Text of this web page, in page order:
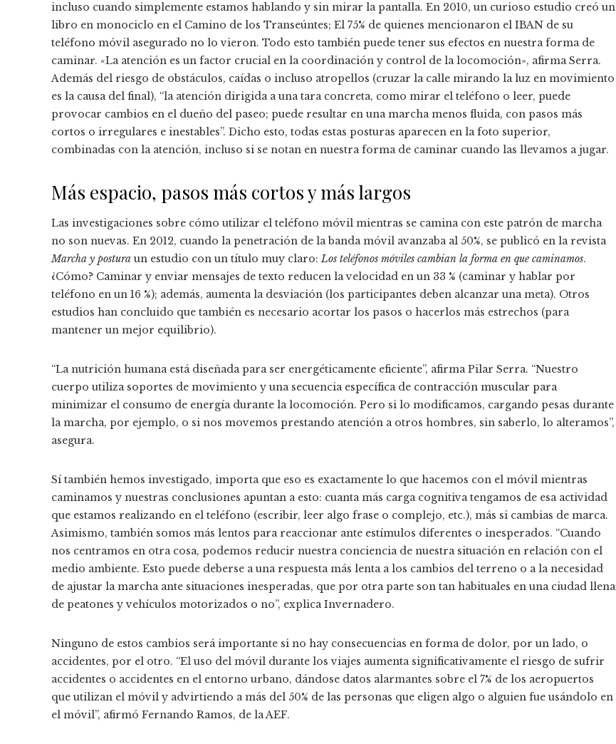
incluso cuando simplemente estamos hablando y sin mirar la pantalla. En 2010, un curioso estudio creó un
libro en monociclo en el Camino de los Transeúntes; El 75% de quienes mencionaron el IBAN de su
teléfono móvil asegurado no lo vieron. Todo esto también puede tener sus efectos en nuestra forma de
caminar. «La atención es un factor crucial en la coordinación y control de la locomoción», afirma Serra.
Además del riesgo de obstáculos, caídas o incluso atropellos (cruzar la calle mirando la luz en movimiento
es la causa del final), “la atención dirigida a una tara concreta, como mirar el teléfono o leer, puede
provocar cambios en el dueño del paseo; puede resultar en una marcha menos fluida, con pasos más
cortos o irregulares e inestables”. Dicho esto, todas estas posturas aparecen en la foto superior,
combinadas con la atención, incluso si se notan en nuestra forma de caminar cuando las llevamos a jugar.
Más espacio, pasos más cortos y más largos
Las investigaciones sobre cómo utilizar el teléfono móvil mientras se camina con este patrón de marcha
no son nuevas. En 2012, cuando la penetración de la banda móvil avanzaba al 50%, se publicó en la revista
Marcha y postura un estudio con un título muy claro:Los teléfonos móviles cambian la forma en que caminamos.
¿Cómo? Caminar y enviar mensajes de texto reducen la velocidad en un 33 % (caminar y hablar por
teléfono en un 16 %); además, aumenta la desviación (los participantes deben alcanzar una meta). Otros
estudios han concluido que también es necesario acortar los pasos o hacerlos más estrechos (para
mantener un mejor equilibrio).
“La nutrición humana está diseñada para ser energéticamente eficiente”, afirma Pilar Serra. “Nuestro
cuerpo utiliza soportes de movimiento y una secuencia específica de contracción muscular para
minimizar el consumo de energía durante la locomoción. Pero si lo modificamos, cargando pesas durante
la marcha, por ejemplo, o si nos movemos prestando atención a otros hombres, sin saberlo, lo alteramos”,
asegura.
Sí también hemos investigado, importa que eso es exactamente lo que hacemos con el móvil mientras
caminamos y nuestras conclusiones apuntan a esto: cuanta más carga cognitiva tengamos de esa actividad
que estamos realizando en el teléfono (escribir, leer algo frase o complejo, etc.), más si cambias de marca.
Asimismo, también somos más lentos para reaccionar ante estímulos diferentes o inesperados. “Cuando
nos centramos en otra cosa, podemos reducir nuestra conciencia de nuestra situación en relación con el
medio ambiente. Esto puede deberse a una respuesta más lenta a los cambios del terreno o a la necesidad
de ajustar la marcha ante situaciones inesperadas, que por otra parte son tan habituales en una ciudad llena
de peatones y vehículos motorizados o no”, explica Invernadero.
Ninguno de estos cambios será importante si no hay consecuencias en forma de dolor, por un lado, o
accidentes, por el otro. “El uso del móvil durante los viajes aumenta significativamente el riesgo de sufrir
accidentes o accidentes en el entorno urbano, dándose datos alarmantes sobre el 7% de los aeropuertos
que utilizan el móvil y advirtiendo a más del 50% de las personas que eligen algo o alguien fue usándolo en
el móvil”, afirmó Fernando Ramos, de la AEF.